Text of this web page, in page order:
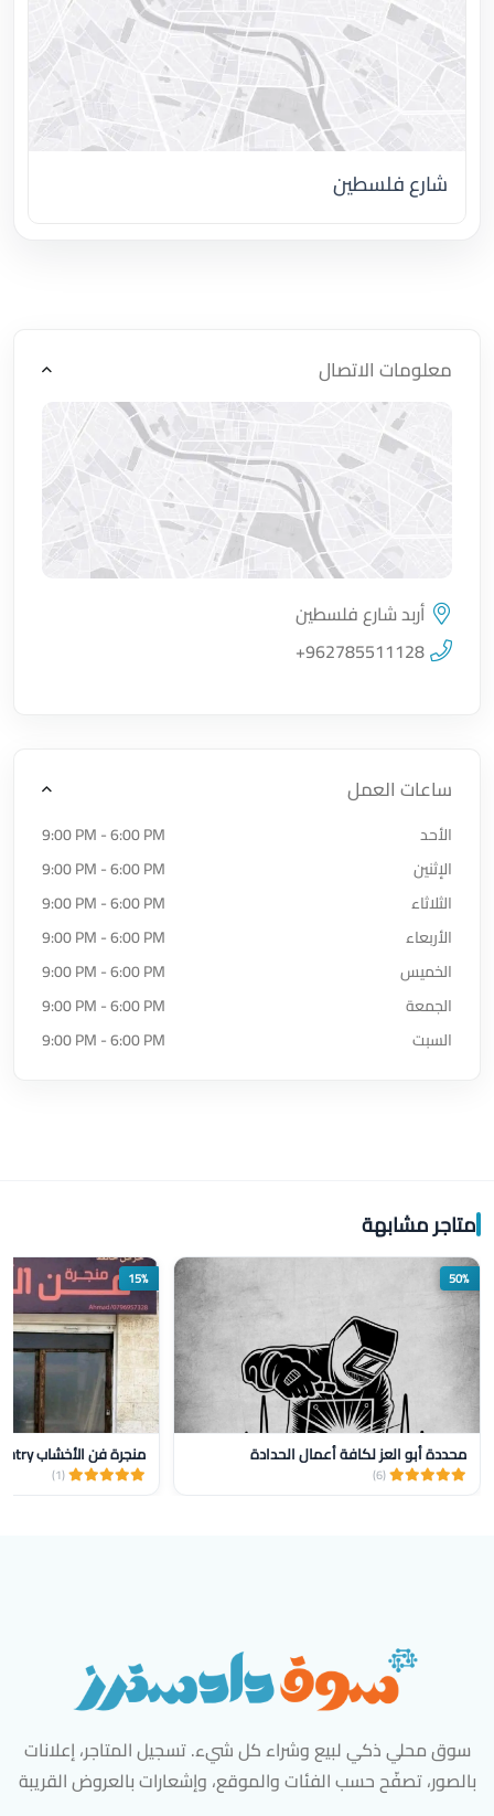
شارع فلسطين
معلومات الاتصال
اضغط لتحميل الموقع
أربد شارع فلسطين
+962785511128
ساعات العمل
الأحد
9:00 PM - 6:00 PM
الإثنين
9:00 PM - 6:00 PM
الثلاثاء
9:00 PM - 6:00 PM
الأربعاء
9:00 PM - 6:00 PM
الخميس
9:00 PM - 6:00 PM
الجمعة
9:00 PM - 6:00 PM
السبت
9:00 PM - 6:00 PM
متاجر مشابهة
50%
محددة أبو العز لكافة أعمال الحدادة
(6)
15%
منجرة فن الأخشاب Wood Art Carpentry
(1)
سوق محلي ذكي لبيع وشراء كل شيء. تسجيل المتاجر، إعلانات
بالصور، تصفّح حسب الفئات والموقع، وإشعارات بالعروض القريبة